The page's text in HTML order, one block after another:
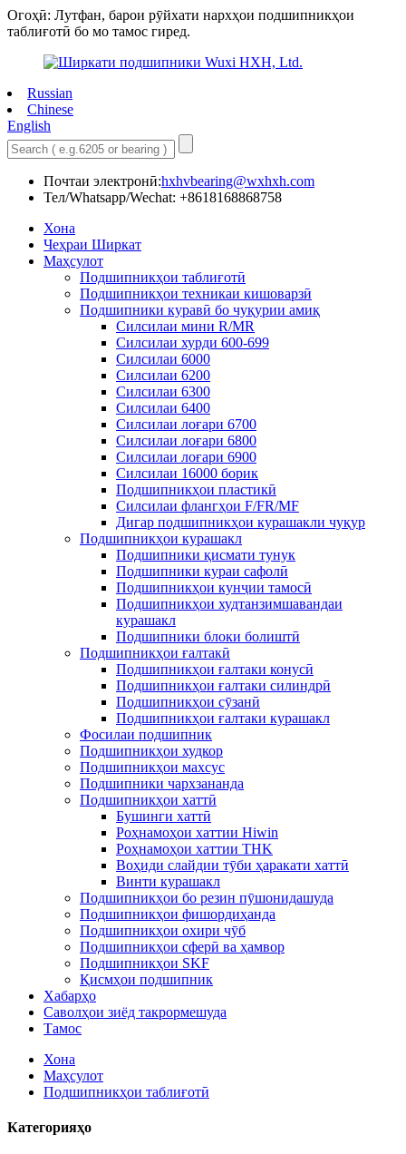
Огоҳӣ: Лутфан, барои рӯйхати нархҳои подшипникҳои
таблиғотӣ бо мо тамос гиред.
Russian
Chinese
English
Почтаи электронӣ:hxhvbearing@wxhxh.com
Тел/Whatsapp/Wechat: +8618168868758
Хона
Чеҳраи Ширкат
Маҳсулот
Подшипникҳои таблиғотӣ
Подшипникҳои техникаи кишоварзӣ
Подшипники куравӣ бо чуқурии амиқ
Силсилаи мини R/MR
Силсилаи хурди 600-699
Силсилаи 6000
Силсилаи 6200
Силсилаи 6300
Силсилаи 6400
Силсилаи лоғари 6700
Силсилаи лоғари 6800
Силсилаи лоғари 6900
Силсилаи 16000 борик
Подшипникҳои пластикӣ
Силсилаи флангҳои F/FR/MF
Дигар подшипникҳои курашакли чуқур
Подшипникҳои курашакл
Подшипники қисмати тунук
Подшипники кураи сафолӣ
Подшипникҳои кунҷии тамосӣ
Подшипникҳои худтанзимшавандаи
курашакл
Подшипники блоки болиштӣ
Подшипникҳои ғалтакӣ
Подшипникҳои ғалтаки конусӣ
Подшипникҳои ғалтаки силиндрӣ
Подшипникҳои сӯзанӣ
Подшипникҳои ғалтаки курашакл
Фосилаи подшипник
Подшипникҳои худкор
Подшипникҳои махсус
Подшипники чархзананда
Подшипникҳои хаттӣ
Бушинги хаттӣ
Роҳнамоҳои хаттии Hiwin
Роҳнамоҳои хаттии THK
Воҳиди слайдии тӯби ҳаракати хаттӣ
Винти курашакл
Подшипникҳои бо резин пӯшонидашуда
Подшипникҳои фишордиҳанда
Подшипникҳои охири чӯб
Подшипникҳои сферӣ ва ҳамвор
Подшипникҳои SKF
Қисмҳои подшипник
Хабарҳо
Саволҳои зиёд такрормешуда
Тамос
Хона
Маҳсулот
Подшипникҳои таблиғотӣ
Категорияҳо